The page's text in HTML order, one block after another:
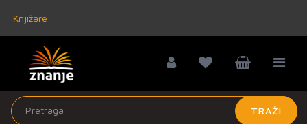
Knjižare
TRAŽI